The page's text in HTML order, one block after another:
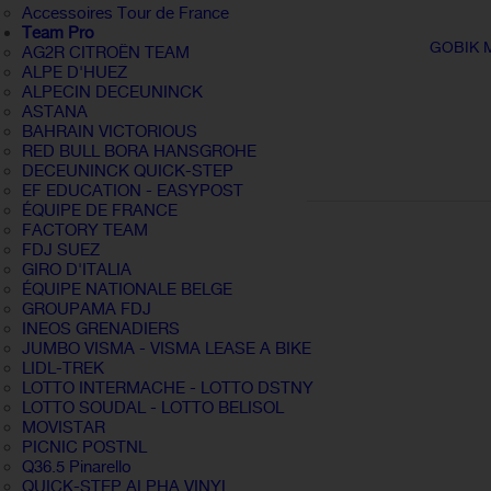
Accessoires Tour de France
Team Pro
AG2R CITROËN TEAM
ALPE D'HUEZ
ALPECIN DECEUNINCK
ASTANA
BAHRAIN VICTORIOUS
RED BULL BORA HANSGROHE
DECEUNINCK QUICK-STEP
EF EDUCATION - EASYPOST
ÉQUIPE DE FRANCE
FACTORY TEAM
FDJ SUEZ
GIRO D'ITALIA
ÉQUIPE NATIONALE BELGE
GROUPAMA FDJ
INEOS GRENADIERS
JUMBO VISMA - VISMA LEASE A BIKE
LIDL-TREK
LOTTO INTERMACHE - LOTTO DSTNY
LOTTO SOUDAL - LOTTO BELISOL
MOVISTAR
PICNIC POSTNL
Q36.5 Pinarello
QUICK-STEP ALPHA VINYL
GOBIK